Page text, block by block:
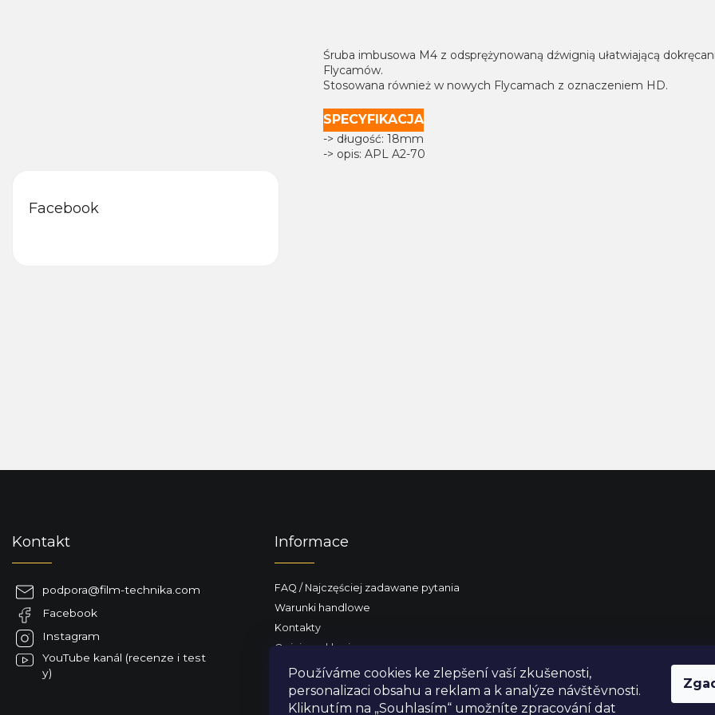
Používáme cookies ke zlepšení vaší zkušenosti,
personalizaci obsahu a reklam a k analýze návštěvnosti.
Kliknutím na „Souhlasím“ umožníte zpracování dat
Facebook
Śruba imbusowa M4 z odsprężynowaną dźwignią ułatwiającą
Flycamów.
Stosowana również w nowych Flycamach z oznaczeniem HD.
SPECYFIKACJA
-> długość: 18mm
-> opis: APL A2-70
Kontakt
podpora@film-technika.com
Facebook
Instagram
YouTube kanál (recenze i test
y)
Informace
FAQ / Najczęściej zadawane pytania
Warunki handlowe
Kontakty
Opinie o sklepie
Dostarczamy do Polski